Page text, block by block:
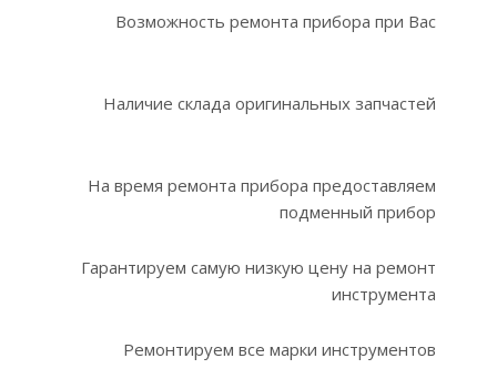
Возможность ремонта прибора при Вас
Наличие склада оригинальных запчастей
На время ремонта прибора предоставляем
подменный прибор
Гарантируем самую низкую цену на ремонт
инструмента
Ремонтируем все марки инструментов